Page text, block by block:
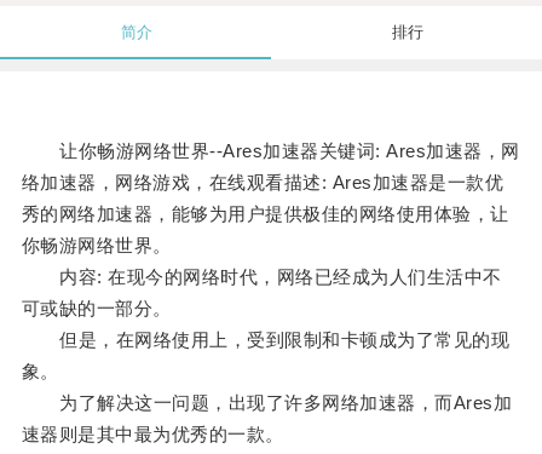
简介 排行
让你畅游网络世界--Ares加速器关键词: Ares加速器，网
络加速器，网络游戏，在线观看描述: Ares加速器是一款优
秀的网络加速器，能够为用户提供极佳的网络使用体验，让
你畅游网络世界。
内容: 在现今的网络时代，网络已经成为人们生活中不
可或缺的一部分。
但是，在网络使用上，受到限制和卡顿成为了常见的现
象。
为了解决这一问题，出现了许多网络加速器，而Ares加
速器则是其中最为优秀的一款。